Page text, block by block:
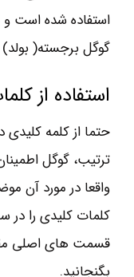
استفاده شده است
گوگل برجسته(
استفاده از
حتما از کلمه کلیدی
ترتیب، گوگل
واقعا در مورد آن
کلمات کلیدی را
قسمت های اصلی
بگنجانید.